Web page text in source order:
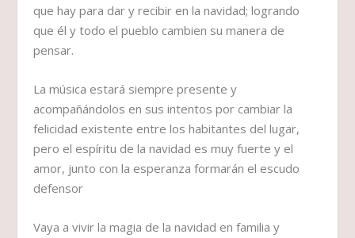
que hay para dar y recibir en la navidad; logrando
que él y todo el pueblo cambien su manera de
pensar.
La música estará siempre presente y
acompañándolos en sus intentos por cambiar la
felicidad existente entre los habitantes del lugar,
pero el espíritu de la navidad es muy fuerte y el
amor, junto con la esperanza formarán el escudo
defensor
Vaya a vivir la magia de la navidad en familia y